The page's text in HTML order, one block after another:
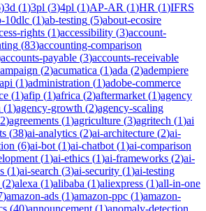
)3d (1)3pl (3)4pl (1)AP-AR (1)HR (1)IFRS
10dlc (1)ab-testing (5)about-ecosire
rights (1)accessibility (3)account-
(83)accounting-comparison
accounts-payable (3)accounts-receivable
(2)acumatica (1)ada (2)adempiere
(1)administration (1)adobe-commerce
(1)afip (1)africa (2)aftermarket (1)agency
(1)agency-growth (2)agency-scaling
2)agreements (1)agriculture (3)agritech (1)ai
(38)ai-analytics (2)ai-architecture (2)ai-
(6)ai-bot (1)ai-chatbot (1)ai-comparison
(1)ai-ethics (1)ai-frameworks (2)ai-
(1)ai-search (3)ai-security (1)ai-testing
(2)alexa (1)alibaba (1)aliexpress (1)all-in-one
)amazon-ads (1)amazon-ppc (1)amazon-
(40)announcement (1)anomaly-detection